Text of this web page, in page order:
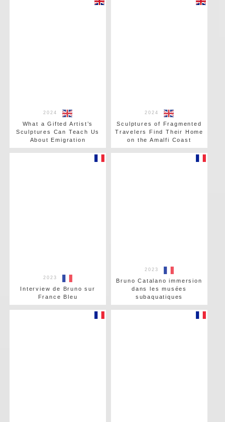
2024
What a Gifted Artist’s
Sculptures Can Teach Us
About Emigration
2024
Sculptures of Fragmented
Travelers Find Their Home
on the Amalfi Coast
2023
Interview de Bruno sur
France Bleu
2023
Bruno Catalano immersion
dans les musées
subaquatiques